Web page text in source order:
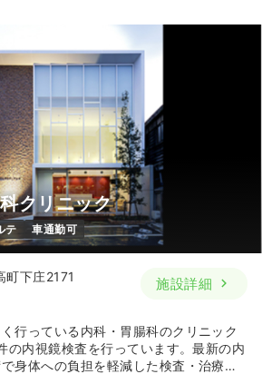
クリニック
テ 車通勤可
町下庄2171
施設詳細
行っている内科・胃腸科のクリニック
の内視鏡検査を行っています。最新の内
身体への負担を軽減した検査・治療に